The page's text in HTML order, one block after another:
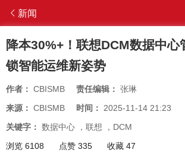
新闻
降本30%+！联想DCM数据中心
锁智能运维新姿势
作者： CBISMB 责任编辑： 张琳
来源： CBISMB 时间： 2025-11-14 21:23
关键字： 数据中心 ， 联想 ， DCM
浏览 6108
点赞 335 收藏 47